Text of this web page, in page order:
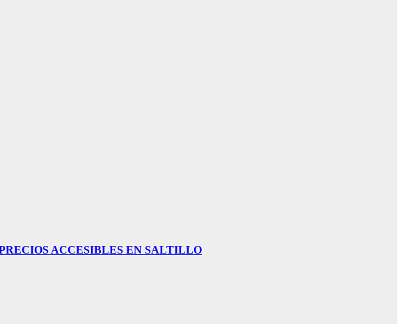
ACCESIBLES EN SALTILLO